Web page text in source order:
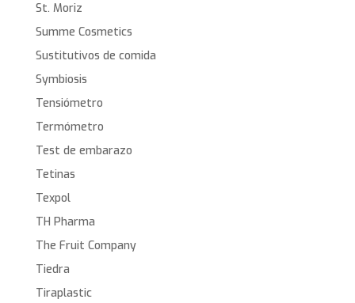
St. Moriz
Summe Cosmetics
Sustitutivos de comida
Symbiosis
Tensiómetro
Termómetro
Test de embarazo
Tetinas
Texpol
TH Pharma
The Fruit Company
Tiedra
Tiraplastic